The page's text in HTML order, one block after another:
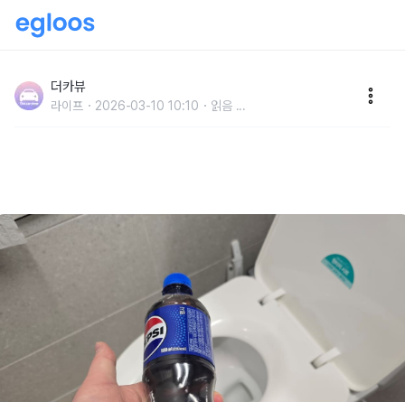
청소, 생각보다 효과 있는 이유
더카뷰
라이프 2026-03-10 10:10 읽음 ...